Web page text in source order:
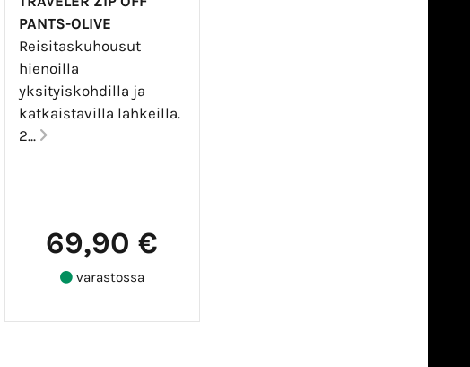
PANTS-OLIVE
Reisitaskuhousut
hienoilla
yksityiskohdilla ja
katkaistavilla lahkeilla.
2...
69,90 €
varastossa